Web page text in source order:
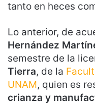
tanto en heces
Lo anterior, de
Hernández
semestre de la
Tierra, de la
UNAM, quien es
crianza y